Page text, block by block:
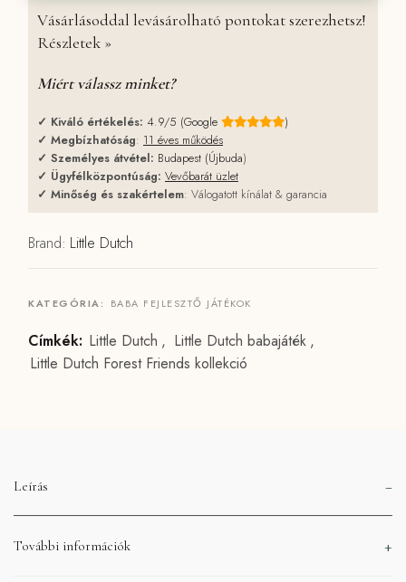
Vásárlásoddal levásárolható pontokat szerezhetsz!
Részletek »
Miért válassz minket?
✓ Kiváló értékelés: 4.9/5 (Google
)
✓ Megbízhatóság: 11 éves működés
✓ Személyes átvétel: Budapest (Újbuda)
✓ Ügyfélközpontúság: Vevőbarát üzlet
✓ Minőség és szakértelem: Válogatott kínálat & garancia
Brand: Little Dutch
KATEGÓRIA: BABA FEJLESZTŐ JÁTÉKOK
Címkék: Little Dutch , Little Dutch babajáték ,
Little Dutch Forest Friends kollekció
Leírás
További információk